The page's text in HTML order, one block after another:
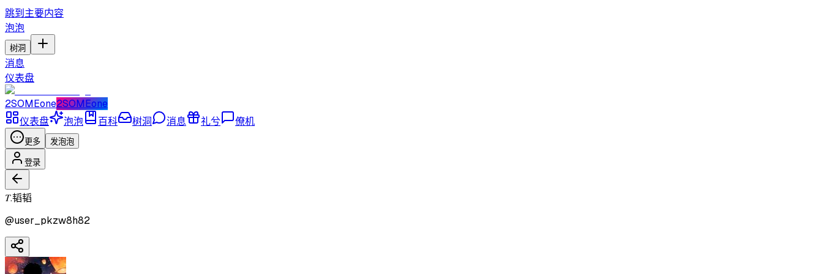
跳到主要内容
泡泡
树洞
消息
仪表盘
2SOMEone2SOMEone
仪表盘
泡泡 百科 树洞 消息 礼兮 僚机
更多 发泡泡
登录
𝑇.韬韬
@user_pkzw8h82